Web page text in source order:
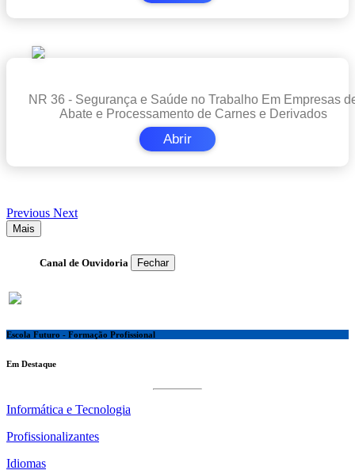
NR 36 - Segurança e Saúde no Trabalho Em Empresas
Abate e Processamento de Carnes e Derivados
Abrir
Previous Next
Mais
Canal de Ouvidoria Fechar
Escola Futuro - Formação Profissional
Em Destaque
Informática e Tecnologia
Profissionalizantes
Idiomas